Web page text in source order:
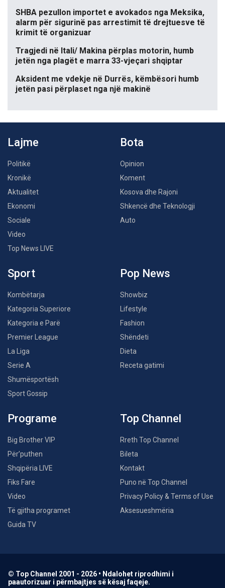
SHBA pezullon importet e avokados nga Meksika,
alarm për sigurinë pas arrestimit të drejtuesve të
krimit të organizuar
Tragjedi në Itali/ Makina përplas motorin, humb
jetën nga plagët e marra 33-vjeçari shqiptar
Aksident me vdekje në Durrës, këmbësori humb
jetën pasi përplaset nga një makinë
Lajme
Politikë
Kronikë
Aktualitet
Ekonomi
Sociale
Video
Top News LIVE
Bota
Opinion
Koment
Kosova dhe Rajoni
Shkencë dhe Teknologji
Auto
Sport
Kombëtarja
Kategoria Superiore
Kategoria e Parë
Premier League
La Liga
Serie A
Shumësportësh
Sport Gossip
Pop News
Showbiz
Lifestyle
Fashion
Shëndeti
Dieta
Receta gatimi
Programe
Big Brother VIP
Për’puthen
Shqipëria LIVE
Fiks Fare
Video
Të gjitha programet
Guida TV
Top Channel
Rreth Top Channel
Bileta
Kontakt
Puno në Top Channel
Privacy Policy & Terms of Use
Aksesueshmëria
© Top Channel 2001 - 2026 • Ndalohet riprodhimi i
paautorizuar i përmbajtjes së kësaj faqeje.